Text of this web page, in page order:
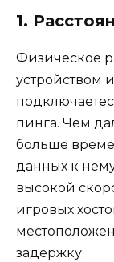
1.
Физическое
устройством
пинга. Чем
больше
данных к
высокой
игровых
задержку.